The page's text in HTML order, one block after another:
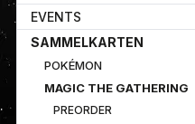
EVENTS
SAMMELKARTEN
POKÉMON
MAGIC THE GATHERING
PREORDER